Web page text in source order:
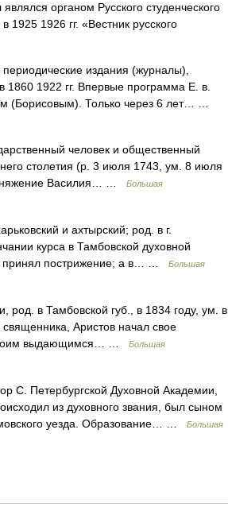
органом Русского студенческого
1926 гг. «Вестник русского
издания (журналы),
1922 гг. Впервые программа Е. в.
(Борисовым). Только через 6 лет… …
человек и общественный
столетия (р. 3 июля 1743, ум. 8 июля
княжение Василия… …
Большая
и ахтырский; род. в г.
курса в Тамбовской духовной
принял пострижение; а в… …
Большая
род. в Тамбовской губ., в 1834 году, ум. в
священника, Аристов начал свое
своим выдающимся… …
Большая
С. Петербургской Духовной Академии,
из духовного звания, был сыном
уезда. Образование… …
Большая